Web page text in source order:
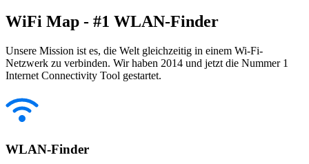
WiFi Map - #1 WLAN-Finder
Unsere Mission ist es, die Welt gleichzeitig in einem Wi-Fi-
Netzwerk zu verbinden. Wir haben 2014 und jetzt die Nummer 1
Internet Connectivity Tool gestartet.
WLAN-Finder